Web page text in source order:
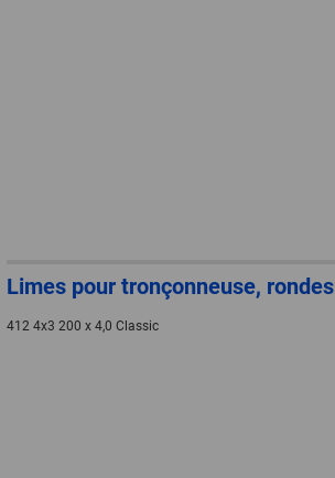
Limes pour tronçonneuse, rondes
412 4x3 200 x 4,0 Classic